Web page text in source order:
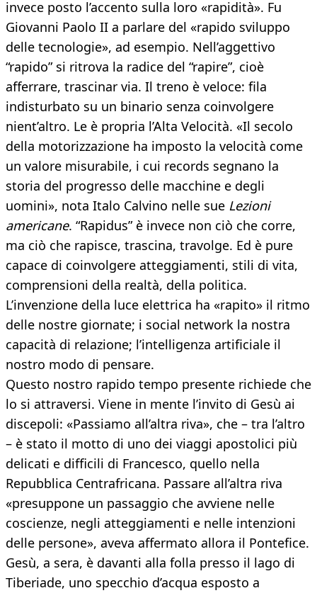
invece posto l’accento sulla loro «rapidità». Fu
Giovanni Paolo II a parlare del «rapido sviluppo
delle tecnologie», ad esempio. Nell’aggettivo
“rapido” si ritrova la radice del “rapire”, cioè
afferrare, trascinar via. Il treno è veloce: fila
indisturbato su un binario senza coinvolgere
nient’altro. Le è propria l’Alta Velocità. «Il secolo
della motorizzazione ha imposto la velocità come
un valore misurabile, i cui records segnano la
storia del progresso delle macchine e degli
uomini», nota Italo Calvino nelle sue Lezioni
americane. “Rapidus” è invece non ciò che corre,
ma ciò che rapisce, trascina, travolge. Ed è pure
capace di coinvolgere atteggiamenti, stili di vita,
comprensioni della realtà, della politica.
L’invenzione della luce elettrica ha «rapito» il ritmo
delle nostre giornate; i social network la nostra
capacità di relazione; l’intelligenza artificiale il
nostro modo di pensare.
Questo nostro rapido tempo presente richiede che
lo si attraversi. Viene in mente l’invito di Gesù ai
discepoli: «Passiamo all’altra riva», che – tra l’altro
– è stato il motto di uno dei viaggi apostolici più
delicati e difficili di Francesco, quello nella
Repubblica Centrafricana. Passare all’altra riva
«presuppone un passaggio che avviene nelle
coscienze, negli atteggiamenti e nelle intenzioni
delle persone», aveva affermato allora il Pontefice.
Gesù, a sera, è davanti alla folla presso il lago di
Tiberiade, uno specchio d’acqua esposto a